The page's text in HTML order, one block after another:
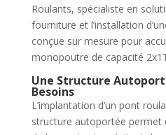
Roulants, spécialiste en
fourniture et l’installation
conçue sur mesure pour
monopoutre de capacité
Une Structure
Besoins
L’implantation d’un pont
structure autoportée permet